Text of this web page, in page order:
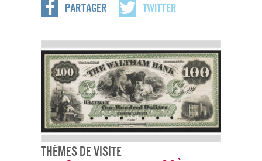
Partager Twitter
Thèmes De Visite